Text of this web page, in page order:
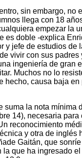
sin embargo, no
llega con 18
empezar la
es doble -explica
y jefe de estudios de
vivir con sus padres
ingeniería de gran
Muchos no lo
hecho, causa baja en
suma la nota mínima
14), necesaria para
reconocimiento
y otra de inglés
Gaitán, que sonríe
la que ha ingresado